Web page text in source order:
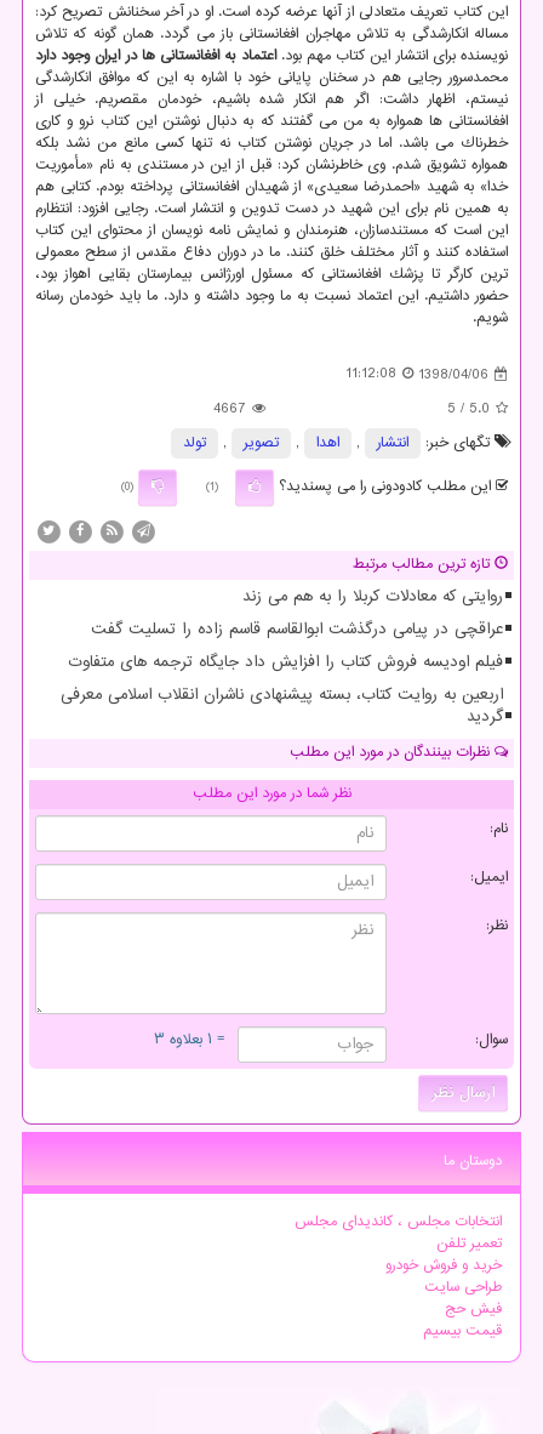
این كتاب تعریف متعادلی از آنها عرضه كرده است. او در آخر سخنانش تصریح كرد:
مساله انكارشدگی به تلاش مهاجران افغانستانی باز می گردد. همان گونه كه تلاش
نویسنده برای انتشار این كتاب مهم بود.اعتماد به افغانستانی ها در ایران وجود دارد
محمدسرور رجایی هم در سخنان پایانی خود با اشاره به این كه موافق انكارشدگی
نیستم، اظهار داشت: اگر هم انكار شده باشیم، خودمان مقصریم. خیلی از
افغانستانی ها همواره به من می گفتند كه به دنبال نوشتن این كتاب نرو و كاری
خطرناك می باشد. اما در جریان نوشتن كتاب نه تنها كسی مانع من نشد بلكه
همواره تشویق شدم. وی خاطرنشان كرد: قبل از این در مستندی به نام «مأموریت
خدا» به شهید «احمدرضا سعیدی» از شهیدان افغانستانی پرداخته بودم. كتابی هم
به همین نام برای این شهید در دست تدوین و انتشار است. رجایی افزود: انتظارم
این است كه مستندسازان، هنرمندان و نمایش نامه نویسان از محتوای این كتاب
استفاده كنند و آثار مختلف خلق كنند. ما در دوران دفاع مقدس از سطح معمولی
ترین كارگر تا پزشك افغانستانی كه مسئول اورژانس بیمارستان بقایی اهواز بود،
حضور داشتیم. این اعتماد نسبت به ما وجود داشته و دارد. ما باید خودمان رسانه
شویم.
1398/04/06
11:12:08
5.0
/ 5
4667
تگهای خبر:
انتشار , اهدا , تصویر ,
تولد
این مطلب کادودونی را می پسندید؟
(1)
(0)
تازه ترین مطالب مرتبط
روایتی که معادلات کربلا را به هم می زند
عراقچی در پیامی درگذشت ابوالقاسم قاسم زاده را تسلیت گفت
فیلم اودیسه فروش کتاب را افزایش داد جایگاه ترجمه های متفاوت
اربعین به روایت کتاب، بسته پیشنهادی ناشران انقلاب اسلامی معرفی
گردید
نظرات بینندگان در مورد این مطلب
نظر شما در مورد این مطلب
نام:
ایمیل:
نظر:
سوال: = ۱ بعلاوه ۳
دوستان ما
انتخابات مجلس ، کاندیدای مجلس
تعمیر تلفن
خرید و فروش خودرو
طراحی سایت
فیش حج
قیمت بیسیم